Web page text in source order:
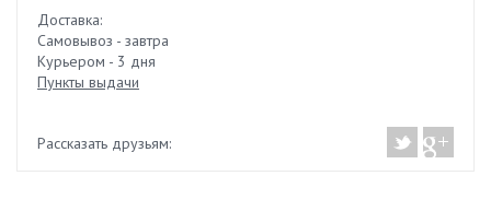
Доставка:
Самовывоз - завтра
Курьером - 3 дня
Пункты выдачи
Рассказать друзьям: